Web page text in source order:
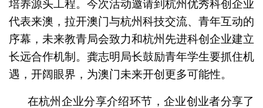
培养源头工程。今次活动邀请到杭州优秀科创企业
代表来澳，拉开澳门与杭州科技交流、青年互动的
序幕，未来教青局会致力和杭州先进科创企业建立
长远合作机制。龚志明局长鼓励青年学生要抓住机
遇，开阔眼界，为澳门未来开创更多可能性。
在杭州企业分享介绍环节，企业创业者分享了